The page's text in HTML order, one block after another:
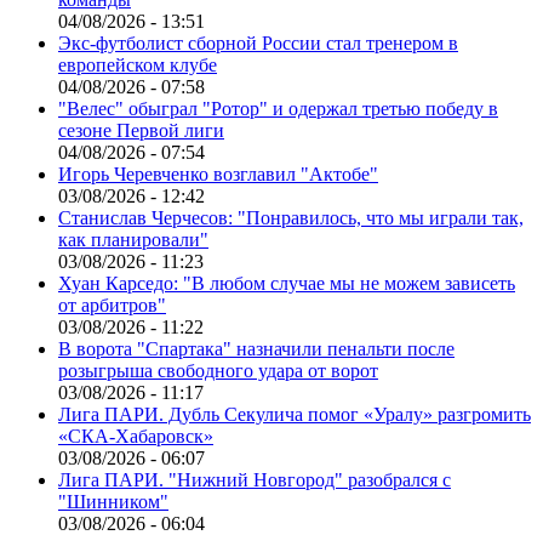
04/08/2026 - 13:51
Экс-футболист сборной России стал тренером в
европейском клубе
04/08/2026 - 07:58
"Велес" обыграл "Ротор" и одержал третью победу в
сезоне Первой лиги
04/08/2026 - 07:54
Игорь Черевченко возглавил "Актобе"
03/08/2026 - 12:42
Станислав Черчесов: "Понравилось, что мы играли так,
как планировали"
03/08/2026 - 11:23
Хуан Карседо: "В любом случае мы не можем зависеть
от арбитров"
03/08/2026 - 11:22
В ворота "Спартака" назначили пенальти после
розыгрыша свободного удара от ворот
03/08/2026 - 11:17
Лига ПАРИ. Дубль Секулича помог «Уралу» разгромить
«СКА-Хабаровск»
03/08/2026 - 06:07
Лига ПАРИ. "Нижний Новгород" разобрался с
"Шинником"
03/08/2026 - 06:04